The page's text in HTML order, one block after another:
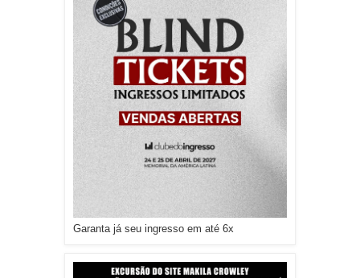
Garanta já seu ingresso em até 6x